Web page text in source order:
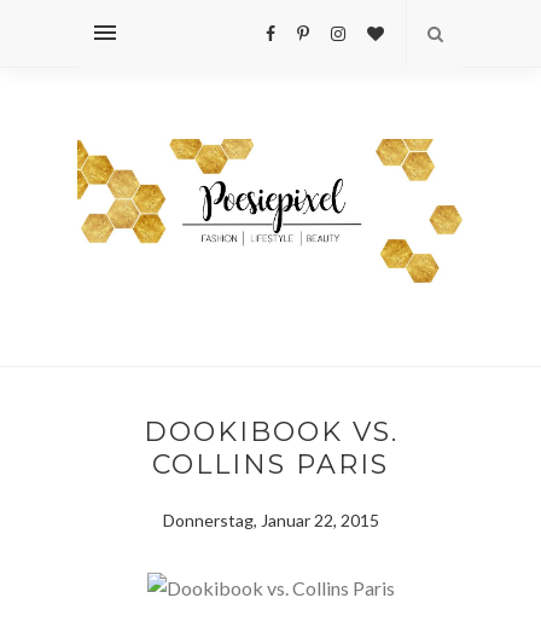
DOOKIBOOK VS.
COLLINS PARIS
Donnerstag, Januar 22, 2015